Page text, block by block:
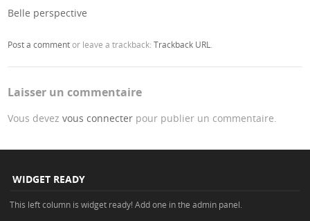
Belle perspective
Post a commentor leave a trackback:Trackback URL
Laisser un commentaire
Vous devezvous connecter pour publier un commentaire.
WIDGET READY
This left column is widget ready! Add one in the admin panel.